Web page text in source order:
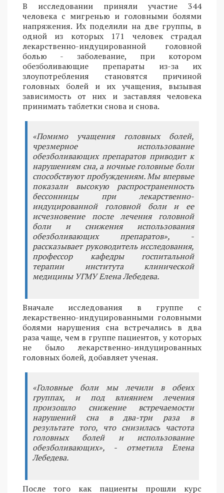
В исследовании приняли участие 344
человека с мигренью и головными болями
напряжения. Их поделили на две группы, в
одной из которых 171 человек страдал
лекарственно-индуцированной головной
болью - заболевание, при котором
обезболивающие препараты из-за их
злоупотребления становятся причиной
головных болей и их учащения, вызывая
зависимость от них и заставляя человека
принимать таблетки снова и снова.
«Помимо учащения головных болей,
чрезмерное использование
обезболивающих препаратов приводит к
нарушениям сна, а ночные головные боли
способствуют пробуждениям. Мы впервые
показали высокую распространенность
бессонницы при лекарственно-
индуцированной головной боли и ее
исчезновение после лечения головной
боли и снижения использования
обезболивающих препаратов», -
рассказывает руководитель исследования,
профессор кафедры госпитальной
терапии института клинической
медицины УГМУ Елена Лебедева.
Вначале исследования в группе с
лекарственно-индуцированными головными
болями нарушения сна встречались в два
раза чаще, чем в группе пациентов, у которых
не было лекарственно-индуцированных
головных болей, добавляет ученая.
«Головные боли мы лечили в обеих
группах, и под влиянием лечения
произошло снижение встречаемости
нарушений сна в два-три раза в
результате того, что снизилась частота
головных болей и использование
обезболивающих», - отметила Елена
Лебедева.
После того как пациенты прошли курс